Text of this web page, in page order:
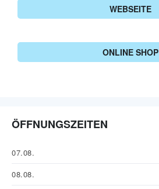
WEBSEITE
ONLINE SHOP
ÖFFNUNGSZEITEN
07.08.
08.08.